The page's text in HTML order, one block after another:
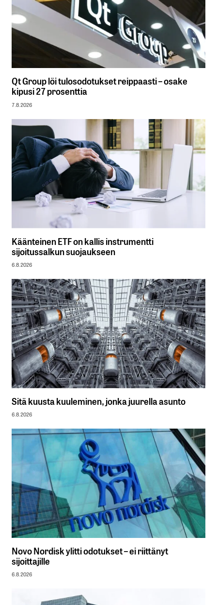
Qt Group löi tulosodotukset reippaasti – osake
kipusi 27 prosenttia
7.8.2026
Käänteinen ETF on kallis instrumentti
sijoitussalkun suojaukseen
6.8.2026
Sitä kuusta kuuleminen, jonka juurella asunto
6.8.2026
Novo Nordisk ylitti odotukset – ei riittänyt
sijoittajille
6.8.2026